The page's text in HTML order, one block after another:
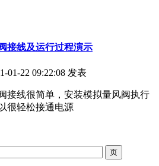
接线及运行过程演示
01-22 09:22:08 发表
接线很简单，安装模拟量风阀执行
很轻松接通电源